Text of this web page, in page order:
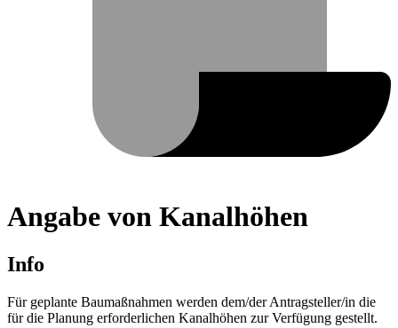
Angabe von Kanalhöhen
Info
Für geplante Baumaßnahmen werden dem/der Antragsteller/in die
für die Planung erforderlichen Kanalhöhen zur Verfügung gestellt.